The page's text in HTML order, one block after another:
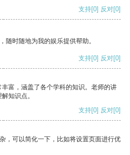
支持[0] 反对[0]
随时随地为我的娱乐提供帮助。
支持[0] 反对[0]
富，涵盖了各个学科的知识。老师的讲
知识点。
支持[0] 反对[0]
，可以简化一下，比如将设置页面进行优